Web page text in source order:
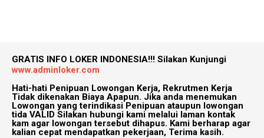
GRATIS INFO LOKER INDONESIA!!! Silakan Kunjungi
www.adminloker.com
Hati-hati Penipuan Lowongan Kerja, Rekrutmen Kerja
Tidak dikenakan Biaya Apapun. Jika anda menemukan
Lowongan yang terindikasi Penipuan ataupun lowongan
tida VALID Silakan hubungi kami melalui laman kontak
kam agar lowongan tersebut dihapus. Kami berharap agar
kalian cepat mendapatkan pekerjaan, Terima kasih.